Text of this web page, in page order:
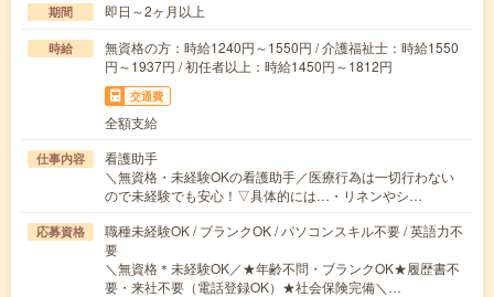
期間 即日～2ヶ月以上
時給
無資格の方：時給1240円～1550円 / 介護福祉士：時給1550
円～1937円 / 初任者以上：時給1450円～1812円
交通費
全額支給
仕事内容
看護助手
＼無資格・未経験OKの看護助手／医療行為は一切行わない
ので未経験でも安心！▽具体的には…・リネンやシ…
応募資格
職種未経験OK / ブランクOK / パソコンスキル不要 / 英語力不
要
＼無資格＊未経験OK／★年齢不問・ブランクOK★履歴書不
要・来社不要（電話登録OK）★社会保険完備＼…